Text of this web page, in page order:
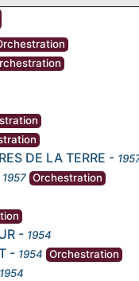
DE LA TERRE -
1957 Orchestration
- 1954
- 1954 Orchestration
1954